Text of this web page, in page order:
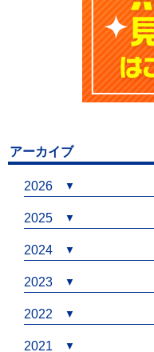
アーカイブ
2026
2025
2024
2023
2022
2021